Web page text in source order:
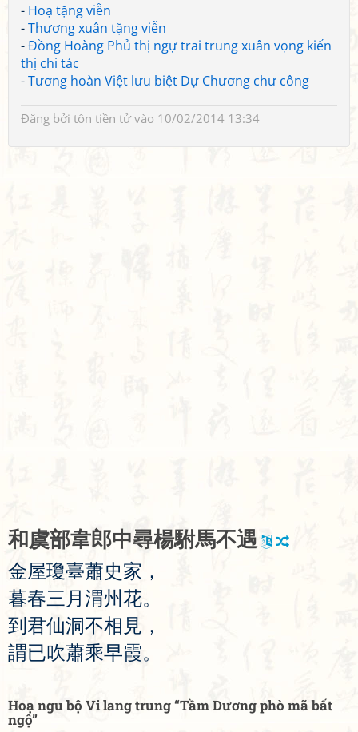
- Hoạ tặng viễn
-Thương xuân tặng viễn
-Đồng Hoàng Phủ thị ngự trai trung xuân vọng kiến
thị chi tác
-Tương hoàn Việt lưu biệt Dự Chương chư công
Đăng bởi tôn tiền tửvào 10/02/2014 13:34
和 虞部韋郎中尋楊駙馬不遇
金屋瓊臺蕭史家 ，
暮春三 月 渭州花。
到 君仙洞不相 見 ，
謂已吹蕭乘早霞。
Hoạ ngu bộ Vi lang trung “Tầm Dương phò mã bất
ngộ”